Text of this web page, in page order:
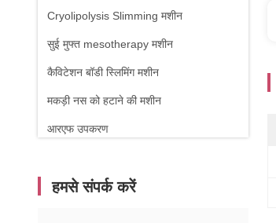
Cryolipolysis Slimming मशीन
सुई मुफ्त mesotherapy मशीन
कैविटेशन बॉडी स्लिमिंग मशीन
मकड़ी नस को हटाने की मशीन
आरएफ उपकरण
1470nm डायोड लेजर
हमसे संपर्क करें